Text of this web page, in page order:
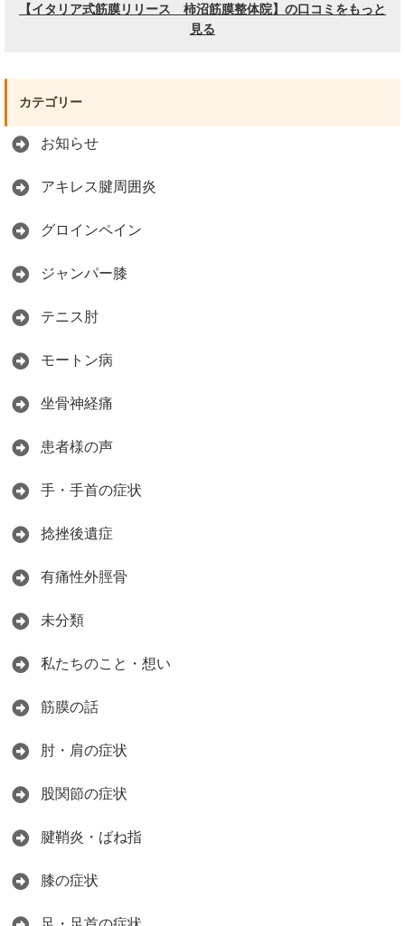
カテゴリー
お知らせ
アキレス腱周囲炎
グロインペイン
ジャンパー膝
テニス肘
モートン病
坐骨神経痛
患者様の声
手・手首の症状
捻挫後遺症
有痛性外脛骨
未分類
私たちのこと・想い
筋膜の話
肘・肩の症状
股関節の症状
腱鞘炎・ばね指
膝の症状